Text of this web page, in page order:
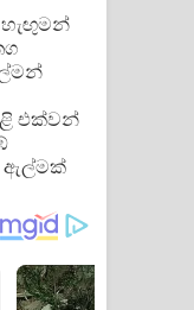
එක්වන්
ඇල්මක්